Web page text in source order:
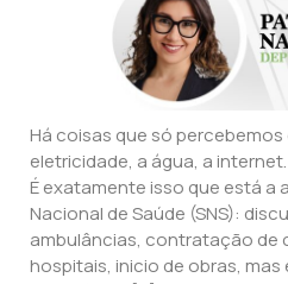
Há coisas que só percebemos
eletricidade, a água, a
É exatamente isso que está a
Nacional de Saúde (SNS):
ambulâncias, contratação de
hospitais, inicio de obras,